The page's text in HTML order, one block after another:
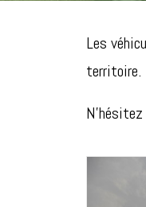
Les
territoire.